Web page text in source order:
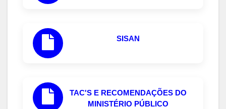
SISAN
TAC'S E RECOMENDAÇÕES DO
MINISTÉRIO PÚBLICO